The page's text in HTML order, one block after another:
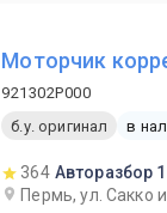
Моторчик
921302P000
б.у. оригинал
в
364 Авторазбор
Пермь, ул. Сакко